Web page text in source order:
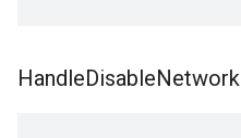
HandleDisableNetwork